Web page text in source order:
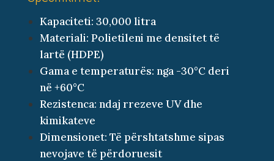
Kapaciteti: 30,000 litra
Materiali: Polietileni me densitet të
lartë (HDPE)
Gama e temperaturës: nga -30°C deri
në +60°C
Rezistenca: ndaj rrezeve UV dhe
kimikateve
Dimensionet: Të përshtatshme sipas
nevojave të përdoruesit